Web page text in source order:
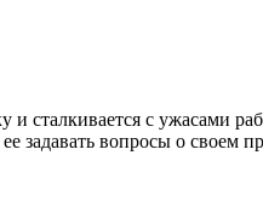
сталкивается с ужасами
задавать вопросы о